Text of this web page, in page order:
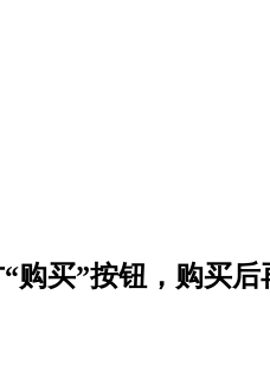
购买”按钮，购买